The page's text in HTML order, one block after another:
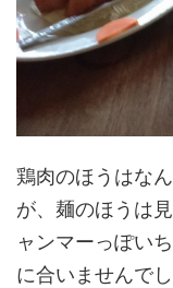
鶏肉のほうはな
が、麺のほうは
ャンマーっぽい
に合いませんでし